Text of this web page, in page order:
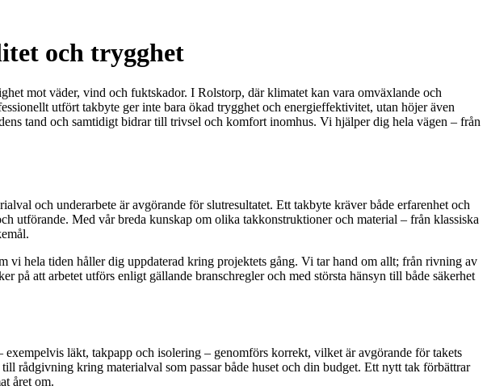
och trygghet
mot väder, vind och fuktskador. I Rolstorp, där klimatet kan vara omväxlande och
utfört takbyte ger inte bara ökad trygghet och energieffektivitet, utan höjer även
tand och samtidigt bidrar till trivsel och komfort inomhus. Vi hjälper dig hela vägen – från
och underarbete är avgörande för slutresultatet. Ett takbyte kräver både erfarenhet och
utförande. Med vår breda kunskap om olika takkonstruktioner och material – från klassiska
vi hela tiden håller dig uppdaterad kring projektets gång. Vi tar hand om allt; från rivning av
att arbetet utförs enligt gällande branschregler och med största hänsyn till både säkerhet
läkt, takpapp och isolering – genomförs korrekt, vilket är avgörande för takets
rådgivning kring materialval som passar både huset och din budget. Ett nytt tak förbättrar
året om.